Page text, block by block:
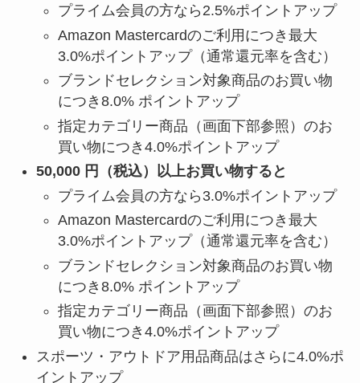
プライム会員の方なら2.5%ポイントアップ
Amazon Mastercardのご利用につき最大
3.0%ポイントアップ（通常還元率を含む）
ブランドセレクション対象商品のお買い物
につき8.0% ポイントアップ
指定カテゴリー商品（画面下部参照）のお
買い物につき4.0%ポイントアップ
50,000 円（税込）以上お買い物すると
プライム会員の方なら3.0%ポイントアップ
Amazon Mastercardのご利用につき最大
3.0%ポイントアップ（通常還元率を含む）
ブランドセレクション対象商品のお買い物
につき8.0% ポイントアップ
指定カテゴリー商品（画面下部参照）のお
買い物につき4.0%ポイントアップ
スポーツ・アウトドア用品商品はさらに4.0%ポ
イントアップ